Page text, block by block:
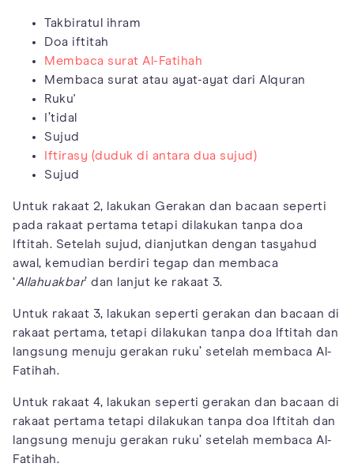
Takbiratul ihram
Doa iftitah
Membaca surat Al-Fatihah
Membaca surat atau ayat-ayat dari Alquran
Ruku'
I’tidal
Sujud
Iftirasy (duduk di antara dua sujud)
Sujud
Untuk rakaat 2, lakukan Gerakan dan bacaan seperti
pada rakaat pertama tetapi dilakukan tanpa doa
Iftitah. Setelah sujud, dianjutkan dengan tasyahud
awal, kemudian berdiri tegap dan membaca
‘Allahuakbar’ dan lanjut ke rakaat 3.
Untuk rakaat 3, lakukan seperti gerakan dan bacaan di
rakaat pertama, tetapi dilakukan tanpa doa Iftitah dan
langsung menuju gerakan ruku’ setelah membaca Al-
Fatihah.
Untuk rakaat 4, lakukan seperti gerakan dan bacaan di
rakaat pertama tetapi dilakukan tanpa doa Iftitah dan
langsung menuju gerakan ruku’ setelah membaca Al-
Fatihah.